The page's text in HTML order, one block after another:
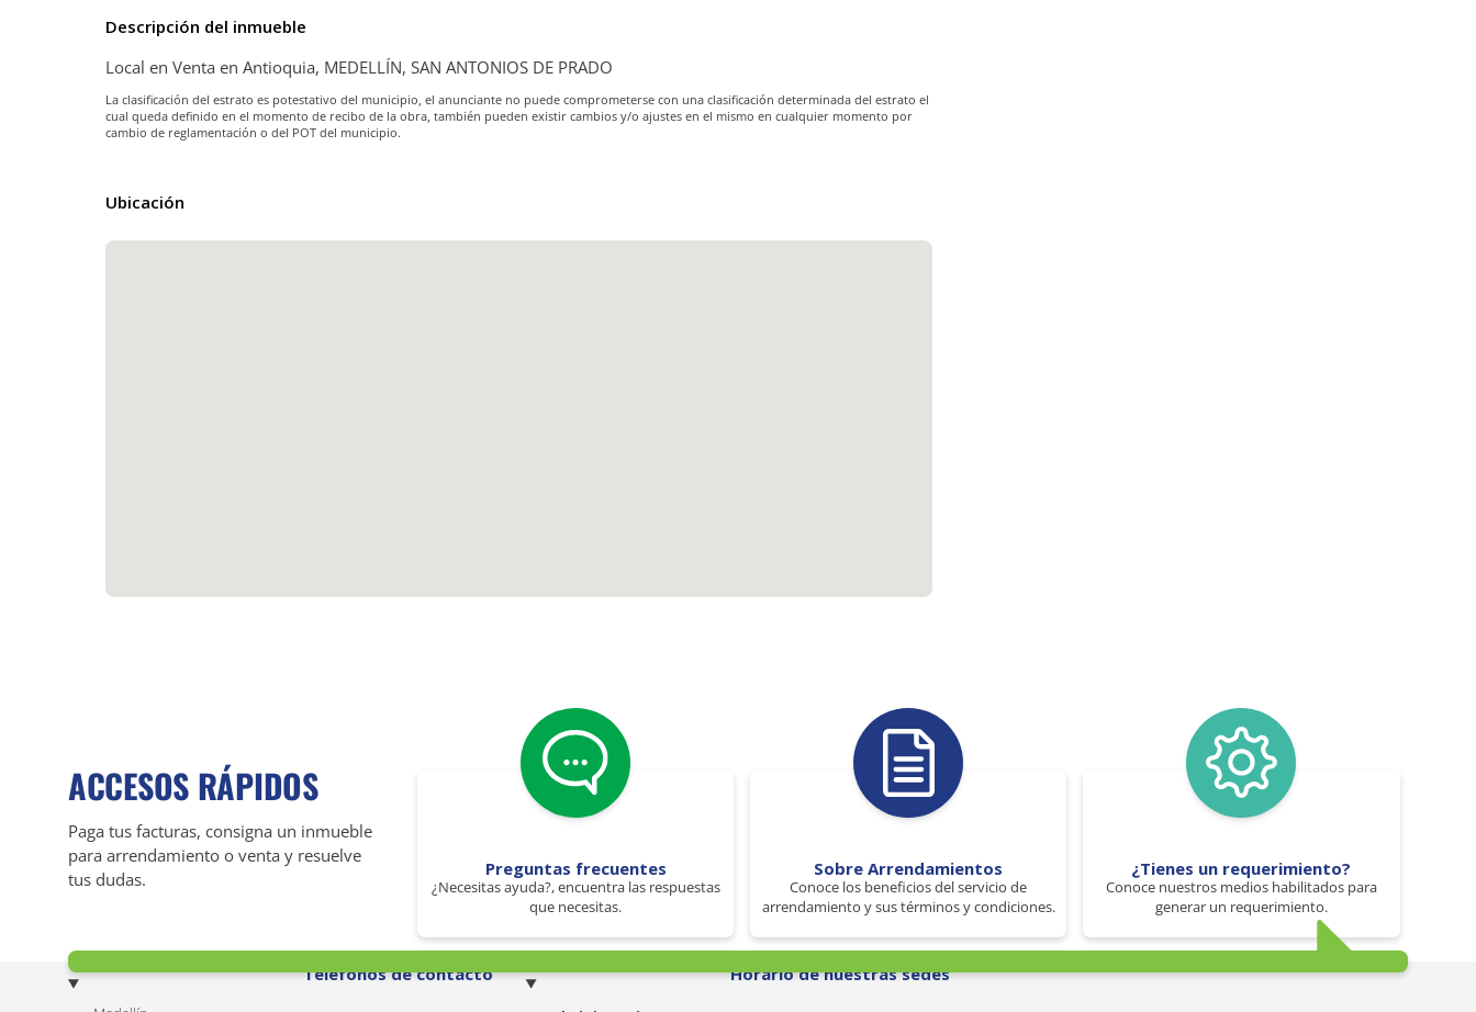
Descripción del inmueble
Local en Venta en Antioquia, MEDELLÍN, SAN ANTONIOS DE PRADO
La clasificación del estrato es potestativo del municipio, el anunciante no puede comprometerse con una clasificación determinada del estrato el
cual queda definido en el momento de recibo de la obra, también pueden existir cambios y/o ajustes en el mismo en cualquier momento por
cambio de reglamentación o del POT del municipio.
Ubicación
ACCESOS RÁPIDOS
Paga tus facturas, consigna un inmueble
para arrendamiento o venta y resuelve
tus dudas.
Preguntas frecuentes
¿Necesitas ayuda?, encuentra las respuestas
que necesitas.
Sobre Arrendamientos
Conoce los beneficios del servicio de
arrendamiento y sus términos y condiciones.
¿Tienes un requerimiento?
Conoce nuestros medios habilitados para
generar un requerimiento.
Teléfonos de contacto Horario de nuestras sedes